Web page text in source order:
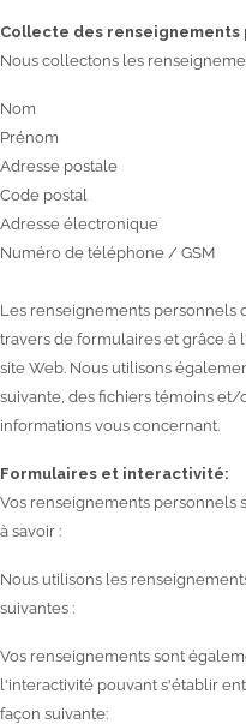
Collecte des renseignements
Nous collectons les
Nom
Prénom
Adresse postale
Code postal
Adresse électronique
Numéro de téléphone / GSM
Les renseignements personnels
travers de formulaires et grâce
site Web. Nous utilisons
suivante, des fichiers témoins
informations vous concernant.
Formulaires et interactivité:
Vos renseignements personnels
à savoir :
Nous utilisons les
suivantes :
Vos renseignements sont
l'interactivité pouvant s'établir
façon suivante: